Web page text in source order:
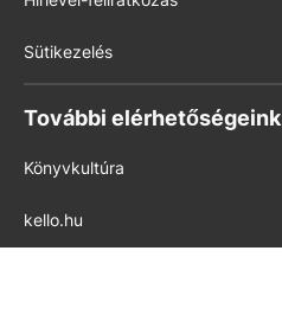
Sütikezelés
További elérhetőségeink
Könyvkultúra
kello.hu